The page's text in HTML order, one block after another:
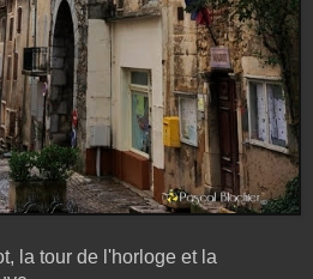
la tour de l'horloge et la